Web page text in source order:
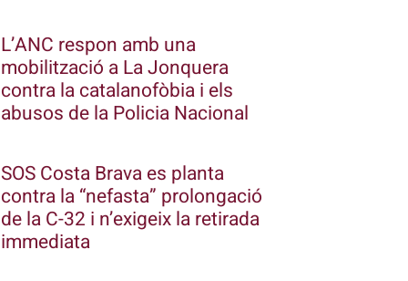
L’ANC respon amb una
mobilització a La Jonquera
contra la catalanofòbia i els
abusos de la Policia Nacional
SOS Costa Brava es planta
contra la “nefasta” prolongació
de la C-32 i n’exigeix la retirada
immediata